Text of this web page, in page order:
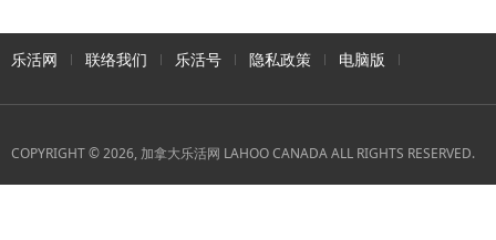
乐活网 联络我们 乐活号 隐私政策 电脑版
COPYRIGHT © 2026, 加拿大乐活网 LAHOO CANADA ALL RIGHTS RESERVED.